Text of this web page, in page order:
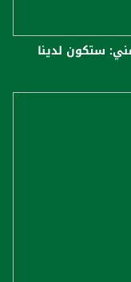
ستكون لدينا